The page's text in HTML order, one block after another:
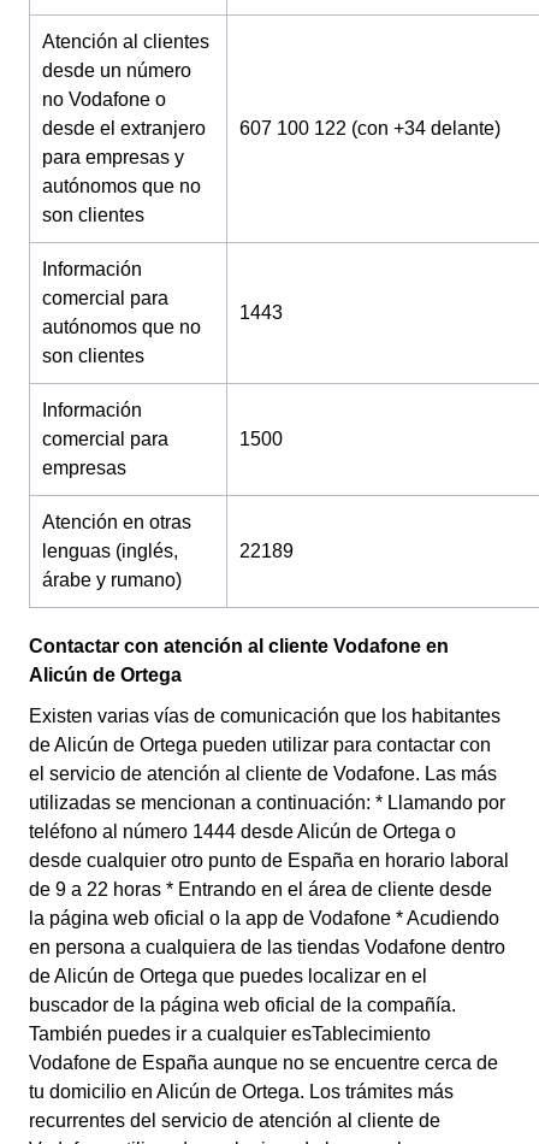
Atención al clientes
desde un número
no Vodafone o
desde el extranjero
para empresas y
autónomos que no
son clientes
607 100 122 (con +34 delante)
Información
comercial para
autónomos que no
son clientes
1443
Información
comercial para
empresas
1500
Atención en otras
lenguas (inglés,
árabe y rumano)
22189
Contactar con atención al cliente Vodafone en
Alicún de Ortega
Existen varias vías de comunicación que los habitantes
de Alicún de Ortega pueden utilizar para contactar con
el servicio de atención al cliente de Vodafone. Las más
utilizadas se mencionan a continuación: * Llamando por
teléfono al número 1444 desde Alicún de Ortega o
desde cualquier otro punto de España en horario laboral
de 9 a 22 horas * Entrando en el área de cliente desde
la página web oficial o la app de Vodafone * Acudiendo
en persona a cualquiera de las tiendas Vodafone dentro
de Alicún de Ortega que puedes localizar en el
buscador de la página web oficial de la compañía.
También puedes ir a cualquier esTablecimiento
Vodafone de España aunque no se encuentre cerca de
tu domicilio en Alicún de Ortega. Los trámites más
recurrentes del servicio de atención al cliente de